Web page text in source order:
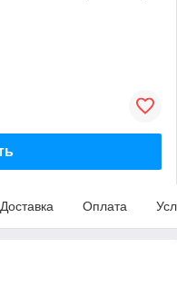
Доставка Оплата